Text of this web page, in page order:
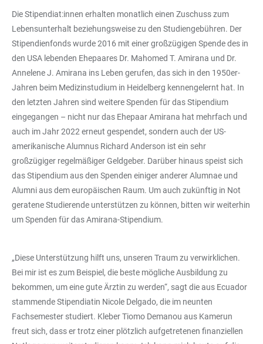
Die Stipendiat:innen erhalten monatlich einen Zuschuss zum
Lebensunterhalt beziehungsweise zu den Studiengebühren. Der
Stipendienfonds wurde 2016 mit einer großzügigen Spende des in
den USA lebenden Ehepaares Dr. Mahomed T. Amirana und Dr.
Annelene J. Amirana ins Leben gerufen, das sich in den 1950er-
Jahren beim Medizinstudium in Heidelberg kennengelernt hat. In
den letzten Jahren sind weitere Spenden für das Stipendium
eingegangen – nicht nur das Ehepaar Amirana hat mehrfach und
auch im Jahr 2022 erneut gespendet, sondern auch der US-
amerikanische Alumnus Richard Anderson ist ein sehr
großzügiger regelmäßiger Geldgeber. Darüber hinaus speist sich
das Stipendium aus den Spenden einiger anderer Alumnae und
Alumni aus dem europäischen Raum. Um auch zukünftig in Not
geratene Studierende unterstützen zu können, bitten wir weiterhin
um Spenden für das Amirana-Stipendium.
„Diese Unterstützung hilft uns, unseren Traum zu verwirklichen.
Bei mir ist es zum Beispiel, die beste mögliche Ausbildung zu
bekommen, um eine gute Ärztin zu werden“, sagt die aus Ecuador
stammende Stipendiatin Nicole Delgado, die im neunten
Fachsemester studiert. Kleber Tiomo Demanou aus Kamerun
freut sich, dass er trotz einer plötzlich aufgetretenen finanziellen